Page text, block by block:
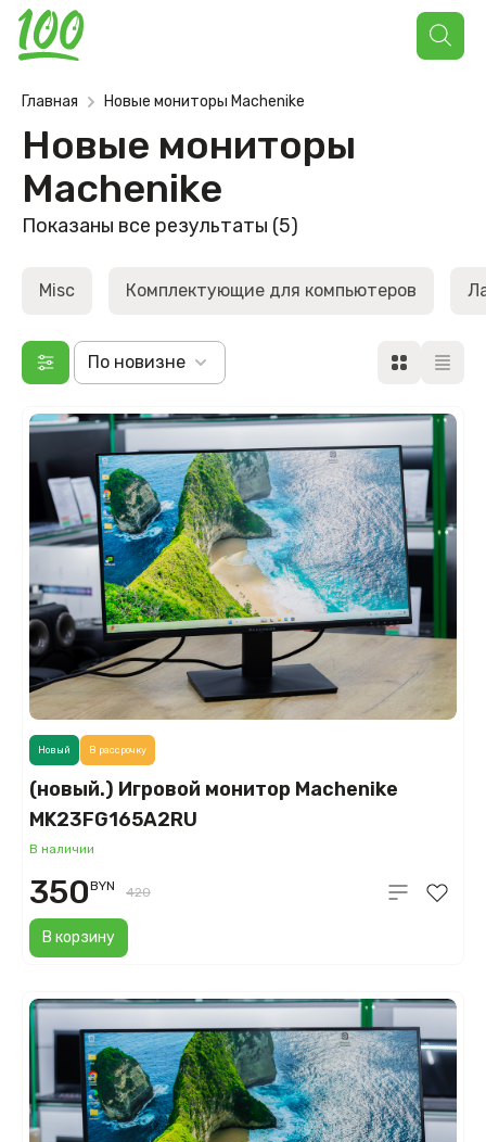
Поиск
товаров
Главная Новые мониторы Machenike
Новые мониторы
Machenike
Показаны все результаты (5)
недавние
Misc Комплектующие для компьютеров
По новизне
(новый.) Игровой монитор Machenike
MK23FG165A2RU
В наличии
В корзину
Новый В рассрочку
350BYN 420